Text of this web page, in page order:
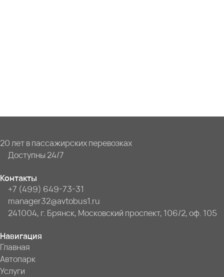
20 лет в пассажирских перевозках
Доступны 24/7
Контакты
+7 (499) 649-73-31
manager32@avtobus1.ru
241004, г. Брянск, Московский проспект, 106/2, оф. 105
Навигация
Главная
Автопарк
Услуги